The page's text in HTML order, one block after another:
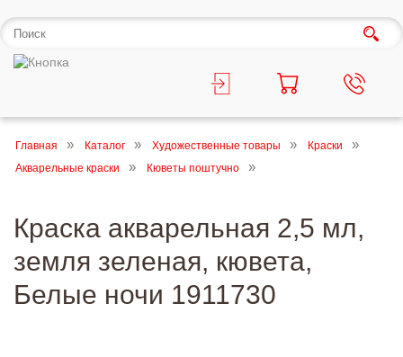
Главная Каталог Художественные товары
Краски
Акварельные краски
Кюветы поштучно
Краска акварельная 2,5 мл,
земля зеленая, кювета,
Белые ночи 1911730